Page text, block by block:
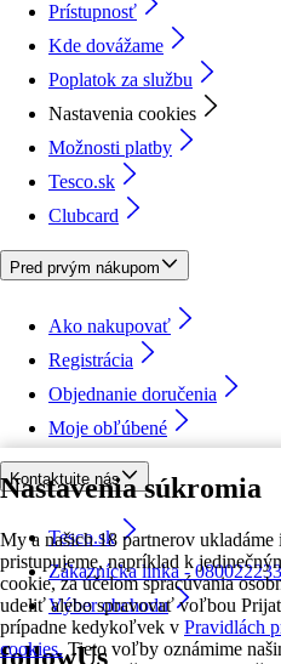
Nastavenia súkromia
My a našich 18 partnerov
pristupujeme, napríklad k
cookie, za účelom spracúvania
udeliť alebo spravovať voľbou
prípadne kedykoľvek v Pravidlách
cookies. Tieto voľby oznámime
Prístupnosť
Kde dovážame
Poplatok za službu
Nastavenia cookies
Možnosti platby
Tesco.sk
Clubcard
Pred prvým nákupom
Ako nakupovať
Registrácia
Objednanie doručenia
Moje obľúbené
Kontaktujte nás
Tesco.sk
Zákaznícka linka -
Výber obchodu
followUs